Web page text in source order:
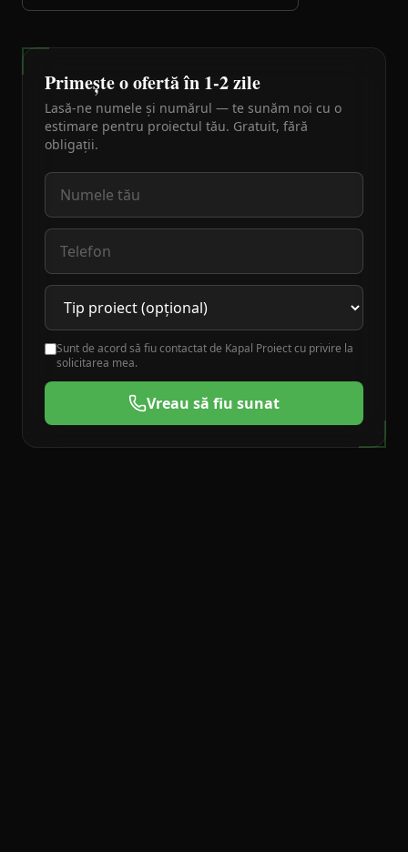
Primește o ofertă în 1-2 zile
Lasă-ne numele și numărul — te sunăm noi cu o
estimare pentru proiectul tău. Gratuit, fără
obligații.
Sunt de acord să fiu contactat de Kapal Proiect cu privire la
solicitarea mea.
Vreau să fiu sunat